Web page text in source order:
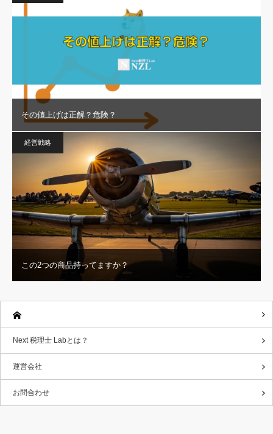
その値上げは正解？危険？
経営戦略
この2つの商品持ってますか？
Next 税理士 Labとは？
運営会社
お問合わせ